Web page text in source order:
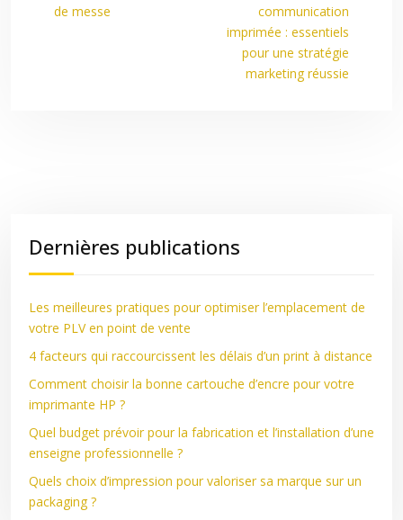
de messe
communication
imprimée : essentiels
pour une stratégie
marketing réussie
Dernières publications
Les meilleures pratiques pour optimiser l’emplacement de
votre PLV en point de vente
4 facteurs qui raccourcissent les délais d’un print à distance
Comment choisir la bonne cartouche d’encre pour votre
imprimante HP ?
Quel budget prévoir pour la fabrication et l’installation d’une
enseigne professionnelle ?
Quels choix d’impression pour valoriser sa marque sur un
packaging ?